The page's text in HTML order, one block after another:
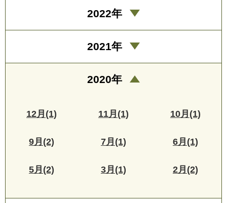
2022年
2021年
2020年
12月(1) 11月(1) 10月(1)
9月(2) 7月(1) 6月(1)
5月(2) 3月(1) 2月(2)